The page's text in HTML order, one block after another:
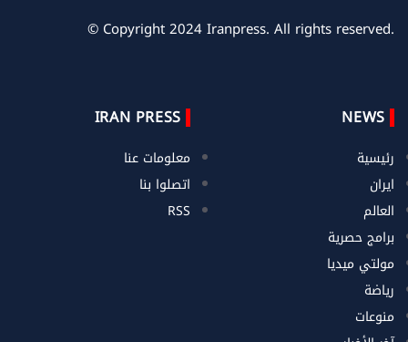
© Copyright 2024 Iranpress. All rights reserved.
NEWS
رئيسية
ايران
العالم
برامج حصرية
مولتي ميديا
رياضة
منوعات
IRAN PRESS
معلومات عنا
اتصلوا بنا
RSS